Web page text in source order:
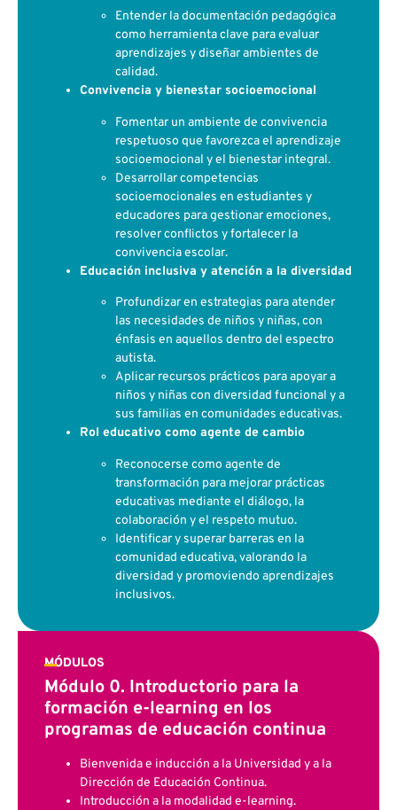
Entender la documentación pedagógica
como herramienta clave para evaluar
aprendizajes y diseñar ambientes de
calidad.
Convivencia y bienestar socioemocional
Fomentar un ambiente de convivencia
respetuoso que favorezca el aprendizaje
socioemocional y el bienestar integral.
Desarrollar competencias
socioemocionales en estudiantes y
educadores para gestionar emociones,
resolver conflictos y fortalecer la
convivencia escolar.
Educación inclusiva y atención a la diversidad
Profundizar en estrategias para atender
las necesidades de niños y niñas, con
énfasis en aquellos dentro del espectro
autista.
Aplicar recursos prácticos para apoyar a
niños y niñas con diversidad funcional y a
sus familias en comunidades educativas.
Rol educativo como agente de cambio
Reconocerse como agente de
transformación para mejorar prácticas
educativas mediante el diálogo, la
colaboración y el respeto mutuo.
Identificar y superar barreras en la
comunidad educativa, valorando la
diversidad y promoviendo aprendizajes
inclusivos.
MÓDULOS
Módulo 0. Introductorio para la
formación e-learning en los
programas de educación continua
Bienvenida e inducción a la Universidad y a la
Dirección de Educación Continua.
Introducción a la modalidad e-learning.